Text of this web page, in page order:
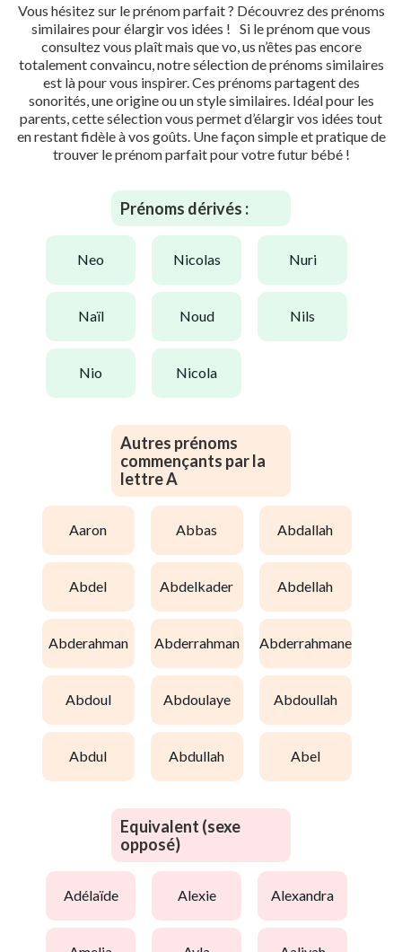
Vous hésitez sur le prénom parfait ? Découvrez des prénoms
similaires pour élargir vos idées ! Si le prénom que vous
consultez vous plaît mais que vo, us n’êtes pas encore
totalement convaincu, notre sélection de prénoms similaires
est là pour vous inspirer. Ces prénoms partagent des
sonorités, une origine ou un style similaires. Idéal pour les
parents, cette sélection vous permet d’élargir vos idées tout
en restant fidèle à vos goûts. Une façon simple et pratique de
trouver le prénom parfait pour votre futur bébé !
Prénoms dérivés :
neo nicolas nuri
naïl noud nils
nio nicola
Autres prénoms
commençants par la
lettre A
aaron abbas abdallah
abdel abdelkader abdellah
abderahman abderrahman abderrahmane
abdoul abdoulaye abdoullah
abdul abdullah abel
Equivalent (sexe
opposé)
adélaïde alexie alexandra